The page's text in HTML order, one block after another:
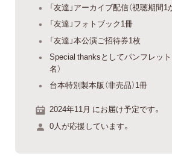
「友達」アーカイブ配信（視聴期間1
「友達」フォトブック1冊
「友達」本公演ご招待券1枚
Special thanksとしてパンフレット
名）
台本特別製本版（非売品）1冊
2024年11月 にお届け予定です。
0人が応援しています。